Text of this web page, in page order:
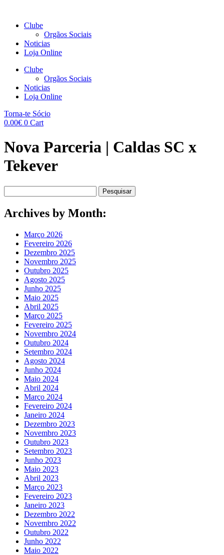
Clube
Orgãos Sociais
Noticias
Loja Online
Clube
Orgãos Sociais
Noticias
Loja Online
Torna-te Sócio
0.00€ 0 Cart
Nova Parceria | Caldas SC x
Tekever
por:
Archives by Month:
Março 2026
Fevereiro 2026
Dezembro 2025
Novembro 2025
Outubro 2025
Agosto 2025
Junho 2025
Maio 2025
Abril 2025
Março 2025
Fevereiro 2025
Novembro 2024
Outubro 2024
Setembro 2024
Agosto 2024
Junho 2024
Maio 2024
Abril 2024
Março 2024
Fevereiro 2024
Janeiro 2024
Dezembro 2023
Novembro 2023
Outubro 2023
Setembro 2023
Junho 2023
Maio 2023
Abril 2023
Março 2023
Fevereiro 2023
Janeiro 2023
Dezembro 2022
Novembro 2022
Outubro 2022
Junho 2022
Maio 2022